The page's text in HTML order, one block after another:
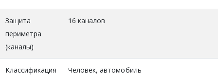
Защита
периметра
(каналы)
16 каналов
Классификация
Человек, автомобиль